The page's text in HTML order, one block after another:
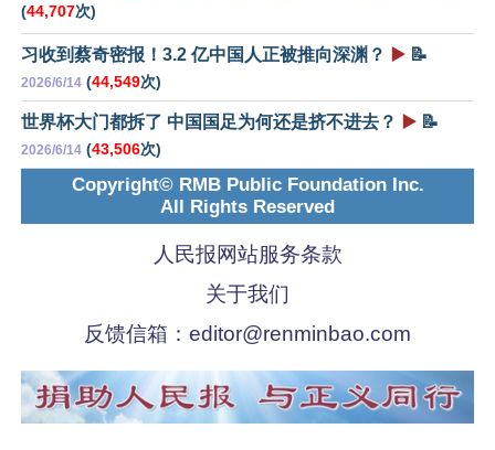
(44,707次)
习收到蔡奇密报！3.2 亿中国人正被推向深渊？ ▶️ 📝
2026/6/14 (44,549次)
世界杯大门都拆了 中国国足为何还是挤不进去？ ▶️ 📝
2026/6/14 (43,506次)
Copyright© RMB Public Foundation Inc.
All Rights Reserved
人民报网站服务条款
关于我们
反馈信箱： editor@renminbao.com